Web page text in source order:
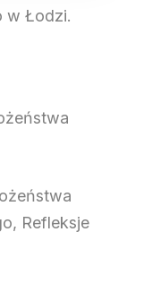
w Łodzi.
Refleksje